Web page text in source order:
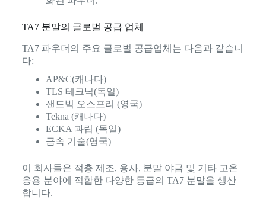
TA7 분말의 글로벌 공급 업체
TA7 파우더의 주요 글로벌 공급업체는 다음과 같습니
다:
AP&C(캐나다)
TLS 테크닉(독일)
샌드빅 오스프리 (영국)
Tekna (캐나다)
ECKA 과립 (독일)
금속 기술(영국)
이 회사들은 적층 제조, 용사, 분말 야금 및 기타 고온
응용 분야에 적합한 다양한 등급의 TA7 분말을 생산
합니다.